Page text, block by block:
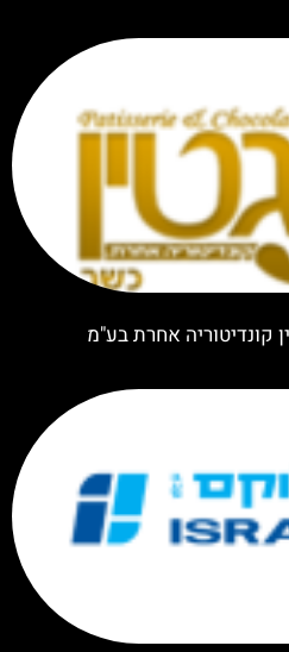
קונדיטוריה אחרת בע"מ